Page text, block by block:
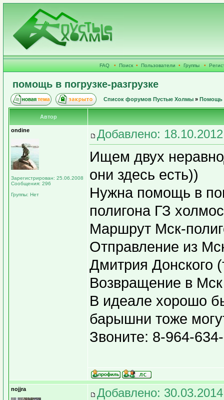
FAQ • Поиск • Пользователи • Группы •
помощь в погрузке-разгрузке
Список форумов Пустые Холмы » Помощь
Автор
ondine
Зарегистрирован: 25.06.2008
Сообщения: 296
Группы: Нет
Добавлено:
Ищем двух
они здесь есть))
Нужна помощь в
полигона ГЗ
Маршрут Мск-
Отправление из
Дмитрия Донского
Возвращение в
В идеале хорошо
барышни тоже
Звоните: 8-964-
nojjra Добавлено: